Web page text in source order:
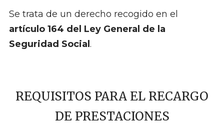
Se trata de un derecho recogido en el
artículo 164 del Ley General de la
Seguridad Social .
REQUISITOS PARA EL RECARGO
DE PRESTACIONES